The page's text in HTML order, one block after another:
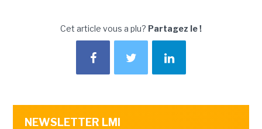
Cet article vous a plu? Partagez le !
NEWSLETTER LMI